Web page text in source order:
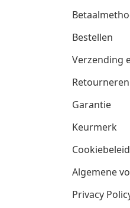
Bestellen
Verzending
Retourneren
Garantie
Keurmerk
Cookiebeleid
Algemene
Privacy